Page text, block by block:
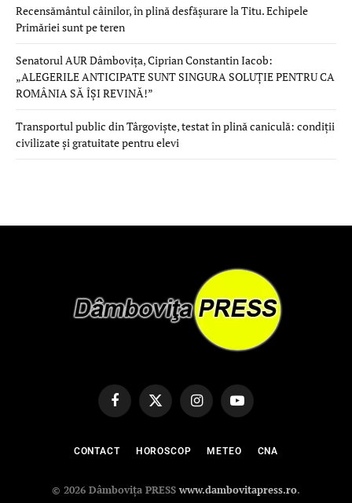
Recensământul câinilor, în plină desfășurare la Titu. Echipele
Primăriei sunt pe teren
Senatorul AUR Dâmbovița, Ciprian Constantin Iacob:
„ALEGERILE ANTICIPATE SUNT SINGURA SOLUȚIE PENTRU CA
ROMÂNIA SĂ ÎȘI REVINĂ!”
Transportul public din Târgoviște, testat în plină caniculă: condiții
civilizate și gratuitate pentru elevi
FacebookX
(Twitter)
InstagramYouTube
CONTACT HOROSCOP METEO CNA
© 2026 Dâmbovița PRESSwww.dambovitapress.ro.